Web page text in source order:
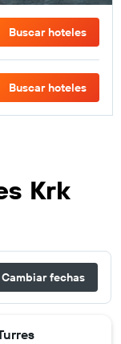
Buscar hoteles
Buscar hoteles
Krk
Cambiar fechas